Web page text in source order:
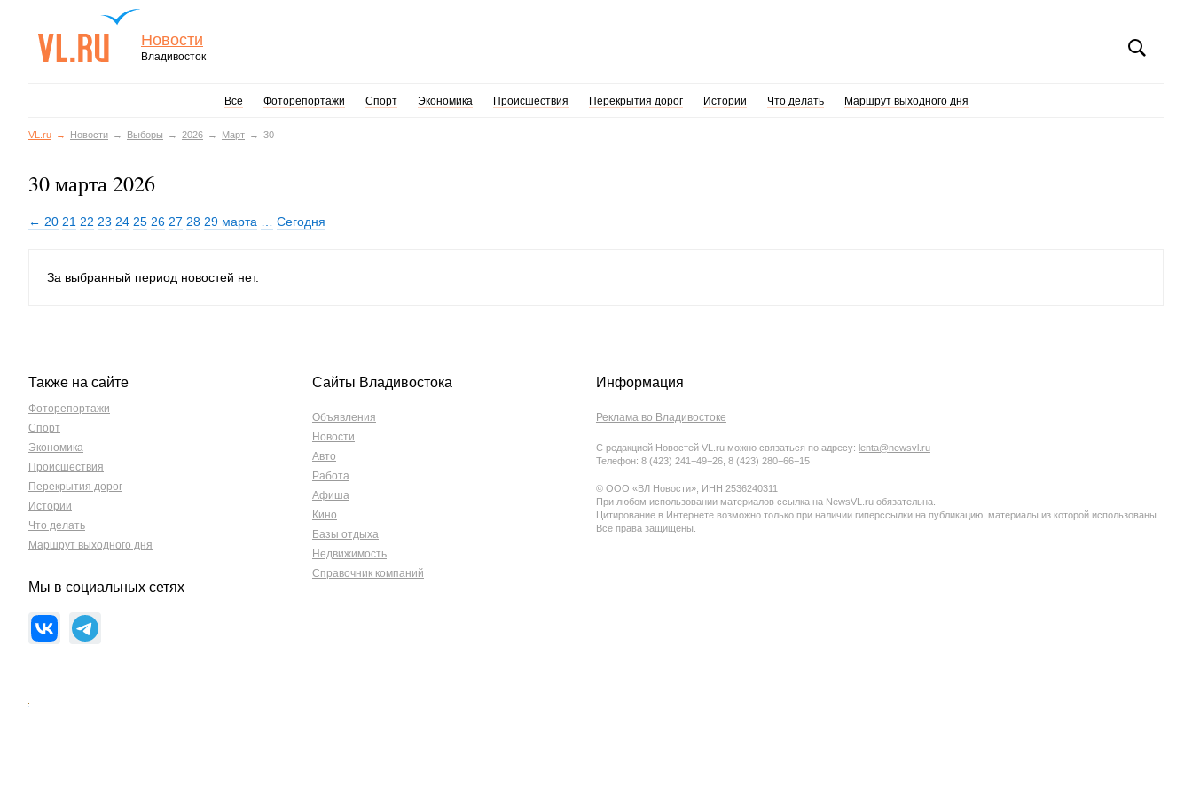
Новости
Владивосток
Все Фоторепортажи Спорт Экономика Происшествия Перекрытия дорог Истории Что делать Маршрут выходного дня
VL.ru Новости Выборы 2026 Март 30
30 марта 2026
← 20 21 22 23 24 25 26 27 28 29 марта Сегодня
За выбранный период новостей нет.
Также на сайте
Фоторепортажи
Спорт
Экономика
Происшествия
Перекрытия дорог
Истории
Что делать
Маршрут выходного дня
Мы в социальных сетях
Сайты Владивостока
Объявления
Новости
Авто
Работа
Афиша
Кино
Базы отдыха
Недвижимость
Справочник компаний
Информация
Реклама во Владивостоке
С редакцией Новостей VL.ru можно связаться по адресу: lenta@newsvl.ru
Телефон: 8 (423) 241−49−26, 8 (423) 280−66−15
© ООО «ВЛ Новости», ИНН 2536240311
При любом использовании материалов ссылка на NewsVL.ru обязательна.
Цитирование в Интернете возможно только при наличии гиперссылки на публикацию, материалы из которой использованы.
Все права защищены.